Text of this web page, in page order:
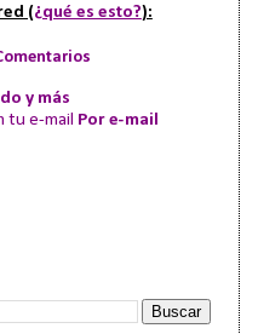
(¿qué es esto?):
y más
Por e-mail